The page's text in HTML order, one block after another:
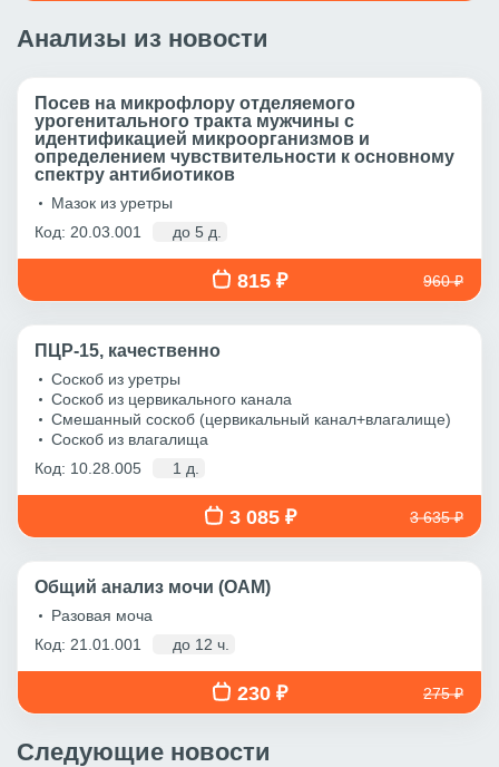
Анализы из новости
Посев на микрофлору отделяемого
урогенитального тракта мужчины с
идентификацией микроорганизмов и
определением чувствительности к основному
спектру антибиотиков
Мазок из уретры
Код: 20.03.001
до 5 д.
815 ₽ 960 ₽
ПЦР-15, качественно
Соскоб из уретры
Соскоб из цервикального канала
Смешанный соскоб (цервикальный канал+влагалище)
Соскоб из влагалища
Код: 10.28.005
1 д.
3 085 ₽ 3 635 ₽
Общий анализ мочи (ОАМ)
Разовая моча
Код: 21.01.001
до 12 ч.
230 ₽ 275 ₽
Следующие новости